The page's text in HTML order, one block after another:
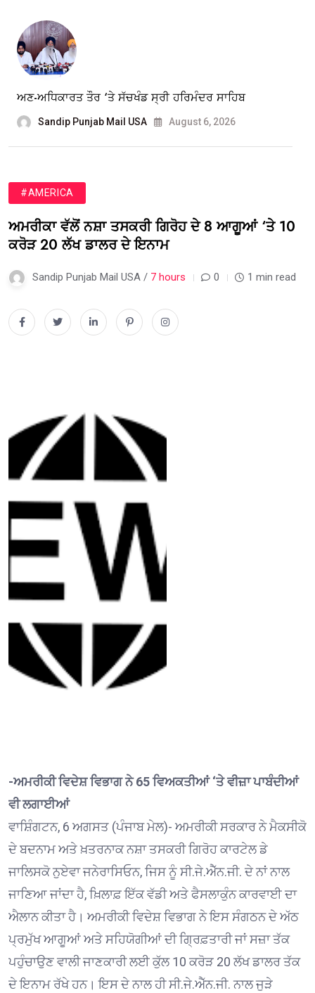
ਅਣ-ਅਧਿਕਾਰਤ ਤੌਰ ‘ਤੇ ਸੱਚਖੰਡ ਸ੍ਰੀ ਹਰਿਮੰਦਰ ਸਾਹਿਬ
Sandip Punjab Mail USA August 6, 2026
#AMERICA
ਅਮਰੀਕਾ ਵੱਲੋਂ ਨਸ਼ਾ ਤਸਕਰੀ ਗਿਰੋਹ ਦੇ 8 ਆਗੂਆਂ ‘ਤੇ 10
ਕਰੋੜ 20 ਲੱਖ ਡਾਲਰ ਦੇ ਇਨਾਮ
Sandip Punjab Mail USA / 7 hours 0 1 min read
-ਅਮਰੀਕੀ ਵਿਦੇਸ਼ ਵਿਭਾਗ ਨੇ 65 ਵਿਅਕਤੀਆਂ ‘ਤੇ ਵੀਜ਼ਾ ਪਾਬੰਦੀਆਂ
ਵੀ ਲਗਾਈਆਂ
ਵਾਸ਼ਿੰਗਟਨ, 6 ਅਗਸਤ (ਪੰਜਾਬ ਮੇਲ)- ਅਮਰੀਕੀ ਸਰਕਾਰ ਨੇ ਮੈਕਸੀਕੋ
ਦੇ ਬਦਨਾਮ ਅਤੇ ਖ਼ਤਰਨਾਕ ਨਸ਼ਾ ਤਸਕਰੀ ਗਿਰੋਹ ਕਾਰਟੇਲ ਡੇ
ਜਾਲਿਸਕੋ ਨੁਏਵਾ ਜਨੇਰਾਸਿਓਨ, ਜਿਸ ਨੂੰ ਸੀ.ਜੇ.ਐੱਨ.ਜੀ. ਦੇ ਨਾਂ ਨਾਲ
ਜਾਣਿਆ ਜਾਂਦਾ ਹੈ, ਖ਼ਿਲਾਫ਼ ਇੱਕ ਵੱਡੀ ਅਤੇ ਫੈਸਲਾਕੁੰਨ ਕਾਰਵਾਈ ਦਾ
ਐਲਾਨ ਕੀਤਾ ਹੈ। ਅਮਰੀਕੀ ਵਿਦੇਸ਼ ਵਿਭਾਗ ਨੇ ਇਸ ਸੰਗਠਨ ਦੇ ਅੱਠ
ਪ੍ਰਮੁੱਖ ਆਗੂਆਂ ਅਤੇ ਸਹਿਯੋਗੀਆਂ ਦੀ ਗ੍ਰਿਫ਼ਤਾਰੀ ਜਾਂ ਸਜ਼ਾ ਤੱਕ
ਪਹੁੰਚਾਉਣ ਵਾਲੀ ਜਾਣਕਾਰੀ ਲਈ ਕੁੱਲ 10 ਕਰੋੜ 20 ਲੱਖ ਡਾਲਰ ਤੱਕ
ਦੇ ਇਨਾਮ ਰੱਖੇ ਹਨ। ਇਸ ਦੇ ਨਾਲ ਹੀ ਸੀ.ਜੇ.ਐੱਨ.ਜੀ. ਨਾਲ ਜੁੜੇ